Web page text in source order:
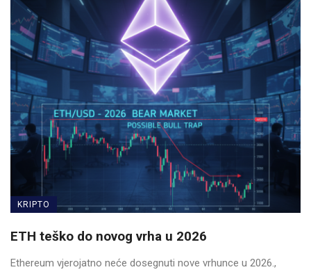
KRIPTO
ETH teško do novog vrha u 2026
Ethereum vjerojatno neće dosegnuti nove vrhunce u 2026.,